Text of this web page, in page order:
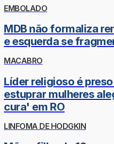
EMBOLADO
MDB não formaliza
e esquerda se
MACABRO
Líder religioso é
estuprar mulheres
cura' em RO
LINFOMA DE HODGKIN